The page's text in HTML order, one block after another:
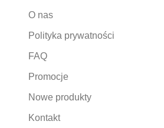
O nas
Polityka prywatności
FAQ
Promocje
Nowe produkty
Kontakt